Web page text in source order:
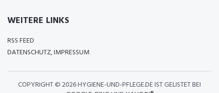
WEITERE LINKS
RSS FEED
DATENSCHUTZ, IMPRESSUM
COPYRIGHT ©2026 HYGIENE-UND-PFLEGE.DE IST GELISTET BEI